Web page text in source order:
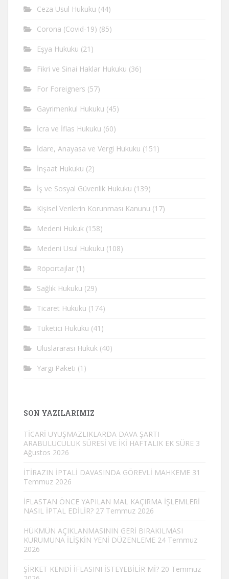
Ceza Usul Hukuku (44)
Corona (Covid-19) (85)
Eşya Hukuku (21)
Fikri ve Sinai Haklar Hukuku (36)
For Foreigners (57)
Gayrimenkul Hukuku (45)
İcra ve İflas Hukuku (60)
İdare, Anayasa ve Vergi Hukuku (151)
İnşaat Hukuku (2)
İş ve Sosyal Güvenlik Hukuku (139)
Kişisel Verilerin Korunması Kanunu (17)
Medeni Hukuk (158)
Medeni Usul Hukuku (108)
Röportajlar (1)
Sağlık Hukuku (29)
Ticaret Hukuku (174)
Tüketici Hukuku (41)
Uluslararası Hukuk (40)
Yargı Paketi (1)
SON YAZILARIMIZ
TİCARİ UYUŞMAZLIKLARDA DAVA ŞARTI
ARABULUCULUK SÜRESİ VE İKİ HAFTALIK EK SÜRE 3
Ağustos 2026
İTİRAZIN İPTALİ DAVASINDA GÖREVLİ MAHKEME 31
Temmuz 2026
İFLASTAN ÖNCE YAPILAN MAL KAÇIRMA İŞLEMLERİ
NASIL İPTAL EDİLİR? 27 Temmuz 2026
HÜKMÜN AÇIKLANMASININ GERİ BIRAKILMASI
KURUMUNA İLİŞKİN YENİ DÜZENLEME 24 Temmuz
2026
ŞİRKET KENDİ İFLASINI İSTEYEBİLİR Mİ? 20 Temmuz